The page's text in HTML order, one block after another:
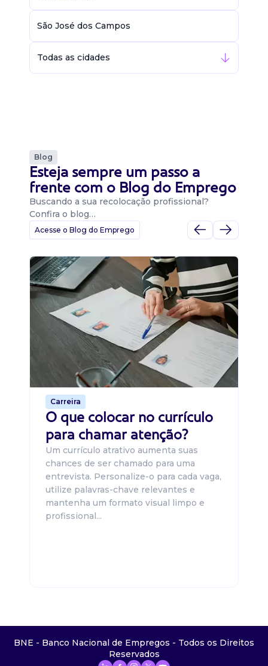
São José dos Campos
Todas as cidades
Blog
Esteja sempre um passo a
frente com o Blog do Emprego
Buscando a sua recolocação profissional?
Confira o blog…
Acesse o Blog do Emprego
Carreira
O que colocar no currículo
para chamar atenção?
Um currículo atrativo aumenta suas
chances de ser chamado para uma
entrevista. Personalize-o para cada vaga,
utilize palavras-chave relevantes e
mantenha um formato visual limpo e
profissional...
BNE - Banco Nacional de Empregos - Todos os Direitos
Reservados